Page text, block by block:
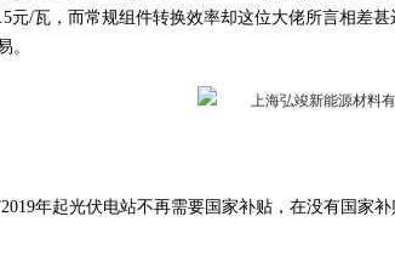
/瓦，而常规组件转换效率却这位大佬所言相差
。
年起光伏电站不再需要国家补贴，在没有国